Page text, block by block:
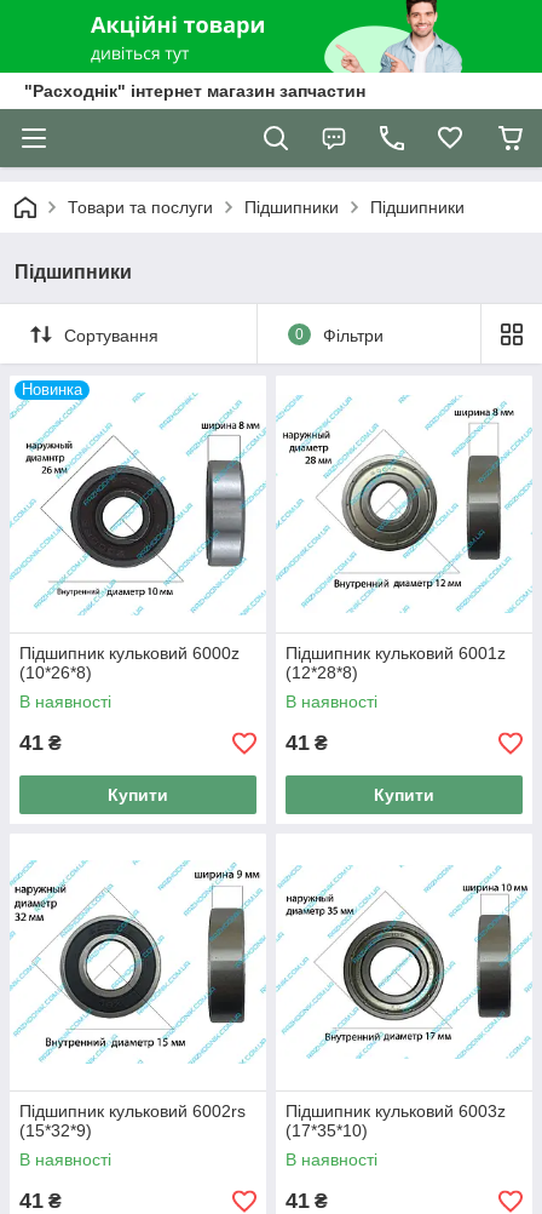
"Расходнік" інтернет магазин запчастин
Товари та послуги Підшипники Підшипники
Підшипники
Сортування 0 Фільтри
Новинка
Підшипник кульковий 6000z
(10*26*8)
В наявності
41 ₴
Купити
Підшипник кульковий 6001z
(12*28*8)
В наявності
41 ₴
Купити
Підшипник кульковий 6002rs
(15*32*9)
В наявності
41 ₴
Підшипник кульковий 6003z
(17*35*10)
В наявності
41 ₴